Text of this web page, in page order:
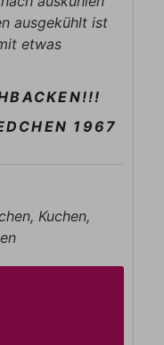
ausgekühlt ist
etwas
1967
Kuchen,